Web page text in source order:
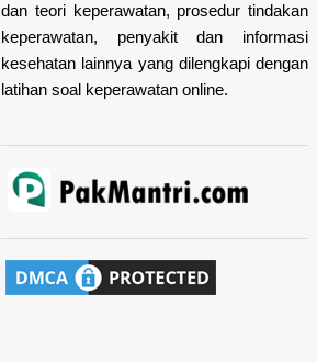
dan teori keperawatan, prosedur tindakan
keperawatan, penyakit dan informasi
kesehatan lainnya yang dilengkapi dengan
latihan soal keperawatan online.